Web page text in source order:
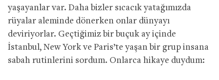
yaşayanlar var. Daha bizler sıcacık yatağımızda
rüyalar aleminde dönerken onlar dünyayı
deviriyorlar. Geçtiğimiz bir buçuk ay içinde
İstanbul, New York ve Paris’te yaşan bir grup insana
sabah rutinlerini sordum. Onlarca hikaye duydum: